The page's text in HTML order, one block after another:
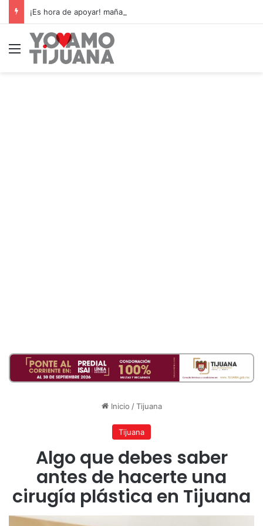
Menú
Inicio / Tijuana
Tijuana
Algo que debes saber
antes de hacerte una
cirugía plástica en Tijuana